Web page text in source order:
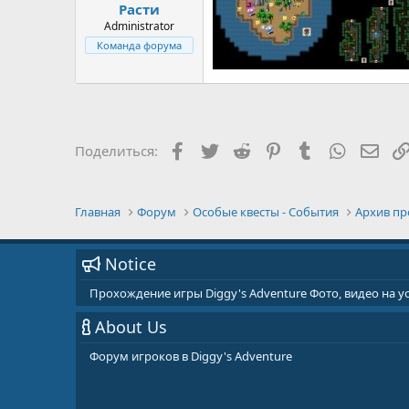
Расти
Administrator
Команда форума
Поделиться: Facebook
Twitter Reddit PinterestTumblr E-
Главная Форум Особые квесты - События Архив
Notice
Прохождение игры Diggy's Adventure Фото, видео на
About Us
Форум игроков в Diggy's Adventure